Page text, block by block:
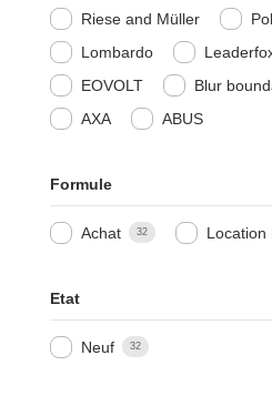
Riese and Müller
Lombardo
EOVOLT
Blur
AXA
ABUS
Formule
Achat 32 Location
Etat
Neuf 32